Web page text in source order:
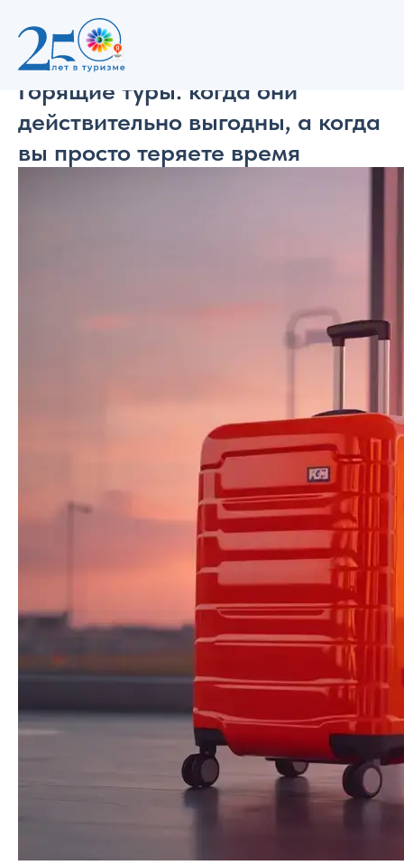
Полезное Наша экспертиза
Горящие туры: когда они
действительно выгодны, а когда
вы просто теряете время